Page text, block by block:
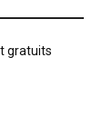
gratuits